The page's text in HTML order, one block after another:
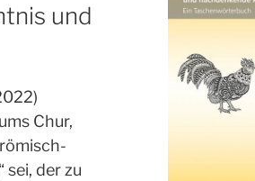
und
Chur,
sei, der zu